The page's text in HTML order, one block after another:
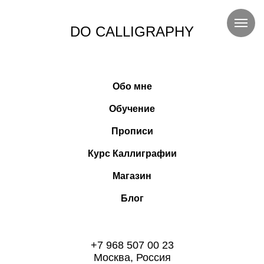
DO CALLIGRAPHY
Обо мне
Обучение
Прописи
Курс Каллиграфии
Магазин
Блог
+7 968 507 00 23
Москва, Россия